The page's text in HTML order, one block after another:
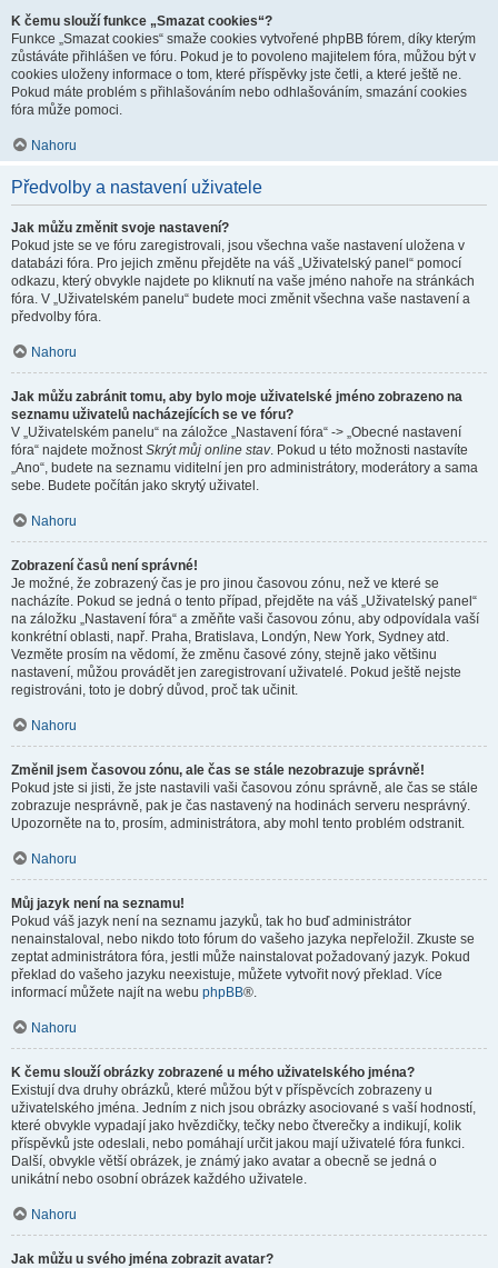
K čemu slouží funkce „Smazat cookies“?
Funkce „Smazat cookies“ smaže cookies vytvořené phpBB fórem, díky kterým
zůstáváte přihlášen ve fóru. Pokud je to povoleno majitelem fóra, můžou být v
cookies uloženy informace o tom, které příspěvky jste četli, a které ještě ne.
Pokud máte problém s přihlašováním nebo odhlašováním, smazání cookies
fóra může pomoci.
Nahoru
Předvolby a nastavení uživatele
Jak můžu změnit svoje nastavení?
Pokud jste se ve fóru zaregistrovali, jsou všechna vaše nastavení uložena v
databázi fóra. Pro jejich změnu přejděte na váš „Uživatelský panel“ pomocí
odkazu, který obvykle najdete po kliknutí na vaše jméno nahoře na stránkách
fóra. V „Uživatelském panelu“ budete moci změnit všechna vaše nastavení a
předvolby fóra.
Nahoru
Jak můžu zabránit tomu, aby bylo moje uživatelské jméno zobrazeno na
seznamu uživatelů nacházejících se ve fóru?
V „Uživatelském panelu“ na záložce „Nastavení fóra“ -> „Obecné nastavení
fóra“ najdete možnostSkrýt můj online stav. Pokud u této možnosti nastavíte
„Ano“, budete na seznamu viditelní jen pro administrátory, moderátory a sama
sebe. Budete počítán jako skrytý uživatel.
Nahoru
Zobrazení časů není správné!
Je možné, že zobrazený čas je pro jinou časovou zónu, než ve které se
nacházíte. Pokud se jedná o tento případ, přejděte na váš „Uživatelský panel“
na záložku „Nastavení fóra“ a změňte vaši časovou zónu, aby odpovídala vaší
konkrétní oblasti, např. Praha, Bratislava, Londýn, New York, Sydney atd.
Vezměte prosím na vědomí, že změnu časové zóny, stejně jako většinu
nastavení, můžou provádět jen zaregistrovaní uživatelé. Pokud ještě nejste
registrováni, toto je dobrý důvod, proč tak učinit.
Nahoru
Změnil jsem časovou zónu, ale čas se stále nezobrazuje správně!
Pokud jste si jisti, že jste nastavili vaši časovou zónu správně, ale čas se stále
zobrazuje nesprávně, pak je čas nastavený na hodinách serveru nesprávný.
Upozorněte na to, prosím, administrátora, aby mohl tento problém odstranit.
Nahoru
Můj jazyk není na seznamu!
Pokud váš jazyk není na seznamu jazyků, tak ho buď administrátor
nenainstaloval, nebo nikdo toto fórum do vašeho jazyka nepřeložil. Zkuste se
zeptat administrátora fóra, jestli může nainstalovat požadovaný jazyk. Pokud
překlad do vašeho jazyku neexistuje, můžete vytvořit nový překlad. Více
informací můžete najít na webu phpBB®.
Nahoru
K čemu slouží obrázky zobrazené u mého uživatelského jména?
Existují dva druhy obrázků, které můžou být v příspěvcích zobrazeny u
uživatelského jména. Jedním z nich jsou obrázky asociované s vaší hodností,
které obvykle vypadají jako hvězdičky, tečky nebo čtverečky a indikují, kolik
příspěvků jste odeslali, nebo pomáhají určit jakou mají uživatelé fóra funkci.
Další, obvykle větší obrázek, je známý jako avatar a obecně se jedná o
unikátní nebo osobní obrázek každého uživatele.
Nahoru
Jak můžu u svého jména zobrazit avatar?